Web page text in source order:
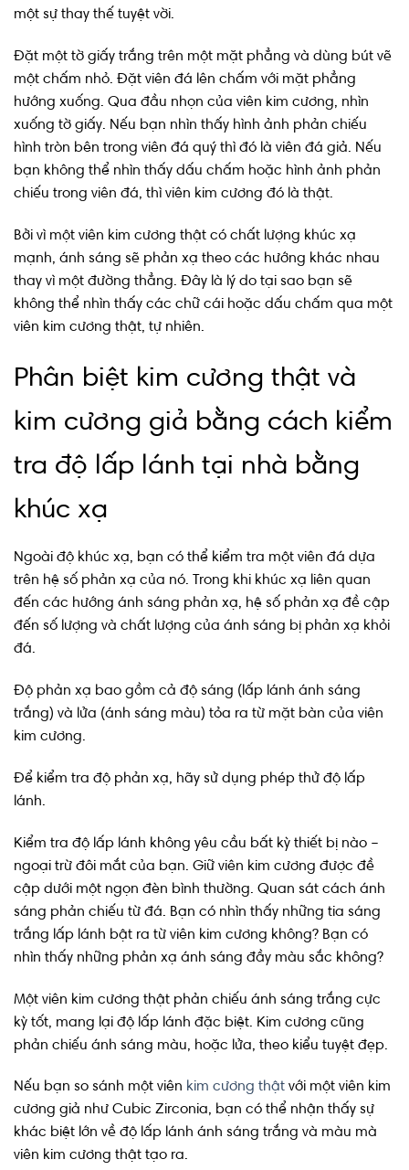
một sự thay thế tuyệt vời.
Đặt một tờ giấy trắng trên một mặt phẳng và dùng bút vẽ
một chấm nhỏ. Đặt viên đá lên chấm với mặt phẳng
hướng xuống. Qua đầu nhọn của viên kim cương, nhìn
xuống tờ giấy. Nếu bạn nhìn thấy hình ảnh phản chiếu
hình tròn bên trong viên đá quý thì đó là viên đá giả. Nếu
bạn không thể nhìn thấy dấu chấm hoặc hình ảnh phản
chiếu trong viên đá, thì viên kim cương đó là thật.
Bởi vì một viên kim cương thật có chất lượng khúc xạ
mạnh, ánh sáng sẽ phản xạ theo các hướng khác nhau
thay vì một đường thẳng. Đây là lý do tại sao bạn sẽ
không thể nhìn thấy các chữ cái hoặc dấu chấm qua một
viên kim cương thật, tự nhiên.
Phân biệt kim cương thật và
kim cương giả bằng cách kiểm
tra độ lấp lánh tại nhà bằng
khúc xạ
Ngoài độ khúc xạ, bạn có thể kiểm tra một viên đá dựa
trên hệ số phản xạ của nó. Trong khi khúc xạ liên quan
đến các hướng ánh sáng phản xạ, hệ số phản xạ đề cập
đến số lượng và chất lượng của ánh sáng bị phản xạ khỏi
đá.
Độ phản xạ bao gồm cả độ sáng (lấp lánh ánh sáng
trắng) và lửa (ánh sáng màu) tỏa ra từ mặt bàn của viên
kim cương.
Để kiểm tra độ phản xạ, hãy sử dụng phép thử độ lấp
lánh.
Kiểm tra độ lấp lánh không yêu cầu bất kỳ thiết bị nào –
ngoại trừ đôi mắt của bạn. Giữ viên kim cương được đề
cập dưới một ngọn đèn bình thường. Quan sát cách ánh
sáng phản chiếu từ đá. Bạn có nhìn thấy những tia sáng
trắng lấp lánh bật ra từ viên kim cương không? Bạn có
nhìn thấy những phản xạ ánh sáng đầy màu sắc không?
Một viên kim cương thật phản chiếu ánh sáng trắng cực
kỳ tốt, mang lại độ lấp lánh đặc biệt. Kim cương cũng
phản chiếu ánh sáng màu, hoặc lửa, theo kiểu tuyệt đẹp.
Nếu bạn so sánh một viên kim cương thật với một viên kim
cương giả như Cubic Zirconia, bạn có thể nhận thấy sự
khác biệt lớn về độ lấp lánh ánh sáng trắng và màu mà
viên kim cương thật tạo ra.